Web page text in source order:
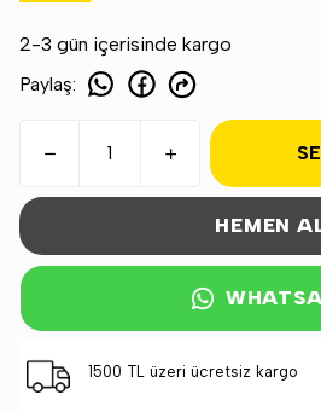
2-3 gün içerisinde kargo
Paylaş:
HEMEN
1500 TL üzeri ücretsiz kargo